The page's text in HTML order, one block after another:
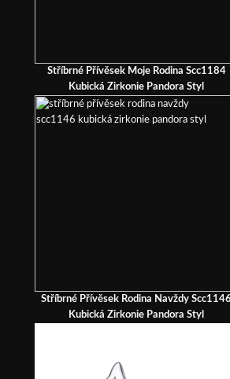
Stříbrné Přívěsek Moje Rodina Scc1184
Kubická Zirkonie Pandora Styl
Stříbrné Přívěsek Rodina Navždy Scc1146
Kubická Zirkonie Pandora Styl